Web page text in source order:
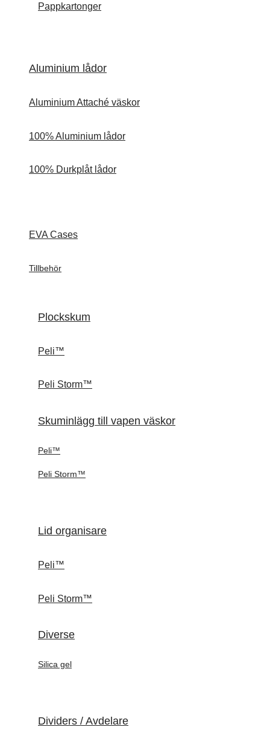
Pappkartonger
Aluminium lådor
Aluminium Attaché väskor
100% Aluminium lådor
100% Durkplåt lådor
EVA Cases
Tillbehör
Plockskum
Peli™
Peli Storm™
Skuminlägg till vapen väskor
Peli™
Peli Storm™
Lid organisare
Peli™
Peli Storm™
Diverse
Silica gel
Dividers / Avdelare